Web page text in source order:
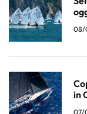
08/
in
07/